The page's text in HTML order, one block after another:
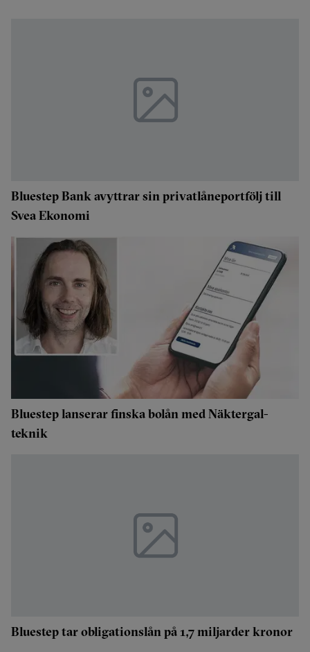
Bluestep Bank avyttrar sin privatlåneportfölj till
Svea Ekonomi
Bluestep lanserar finska bolån med Näktergal-
teknik
Bluestep tar obligationslån på 1,7 miljarder kronor